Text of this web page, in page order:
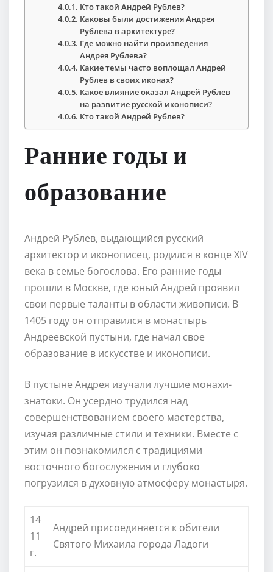
Кто такой Андрей Рублев?
Каковы были достижения Андрея
Рублева в архитектуре?
Где можно найти произведения
Андрея Рублева?
Какие темы часто воплощал Андрей
Рублев в своих иконах?
Какое влияние оказал Андрей Рублев
на развитие русской иконописи?
Кто такой Андрей Рублев?
Ранние годы и
образование
Андрей Рублев, выдающийся русский
архитектор и иконописец, родился в конце XIV
века в семье богослова. Его ранние годы
прошли в Москве, где юный Андрей проявил
свои первые таланты в области живописи. В
1405 году он отправился в монастырь
Андреевской пустыни, где начал свое
образование в искусстве и иконописи.
В пустыне Андрея изучали лучшие монахи-
знатоки. Он усердно трудился над
совершенствованием своего мастерства,
изучая различные стили и техники. Вместе с
этим он познакомился с традициями
восточного богослужения и глубоко
погрузился в духовную атмосферу монастыря.
14
11
г.
Андрей присоединяется к обители
Святого Михаила города Ладоги